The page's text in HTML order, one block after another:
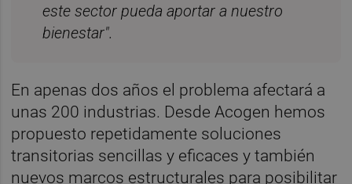
este sector pueda aportar a nuestro
bienestar".
En apenas dos años el problema afectará a
unas 200 industrias. Desde Acogen hemos
propuesto repetidamente soluciones
transitorias sencillas y eficaces y también
nuevos marcos estructurales para posibilitar